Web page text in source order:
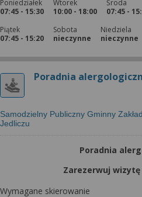
Poniedziałek
07:45 - 15:30
Wtorek
10:00 - 18:00
Środa
07:45 -
Piątek
07:45 - 15:20
Sobota
nieczynne
Niedziela
nieczynne
Poradnia
Samodzielny Publiczny Gminny
Jedliczu
Poradnia
Zarezerwuj
Wymagane skierowanie